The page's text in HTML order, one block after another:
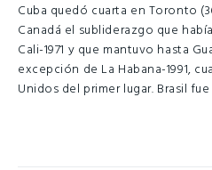
Cuba quedó cuarta en Toronto
Canadá el subliderazgo que
Cali-1971 y que mantuvo hasta
excepción de La Habana-1991,
Unidos del primer lugar. Brasil